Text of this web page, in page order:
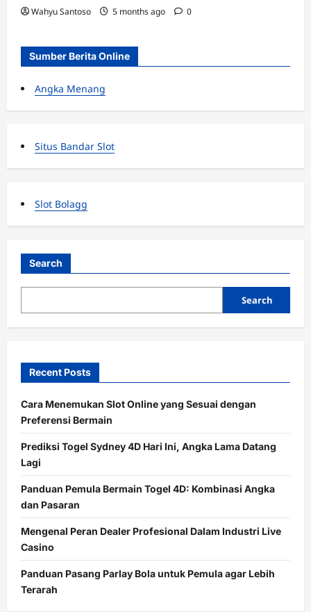
Wahyu Santoso 5 months ago 0
Sumber Berita Online
Angka Menang
Situs Bandar Slot
Slot Bolagg
Search
Search
Recent Posts
Cara Menemukan Slot Online yang Sesuai dengan
Preferensi Bermain
Prediksi Togel Sydney 4D Hari Ini, Angka Lama Datang
Lagi
Panduan Pemula Bermain Togel 4D: Kombinasi Angka
dan Pasaran
Mengenal Peran Dealer Profesional Dalam Industri Live
Casino
Panduan Pasang Parlay Bola untuk Pemula agar Lebih
Terarah